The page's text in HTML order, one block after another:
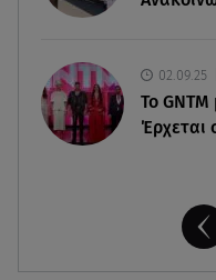
02.09.25
Το
Έρχεται